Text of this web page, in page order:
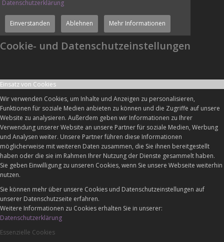
Datenschutzerklärung
Einverstanden Ablehnen Mehr Informationen
Cookie- und Datenschutzeinstellungen
Einsatz von Cookies
Wir verwenden Cookies, um Inhalte und Anzeigen zu personalisieren,
Funktionen für soziale Medien anbieten zu können und die Zugriffe auf unsere
Website zu analysieren. Außerdem geben wir Informationen zu Ihrer
Verwendung unserer Website an unsere Partner für soziale Medien, Werbung
und Analysen weiter. Unsere Partner führen diese Informationen
möglicherweise mit weiteren Daten zusammen, die Sie ihnen bereitgestellt
haben oder die sie im Rahmen Ihrer Nutzung der Dienste gesammelt haben.
Sie geben Einwilligung zu unseren Cookies, wenn Sie unsere Webseite weiterhin
nutzen.
Sie können mehr über unsere Cookies und Datenschutzeinstellungen auf
unserer Datenschutzseite erfahren.
Weitere Informationen zu Cookies erhalten Sie in unserer:
Datenschutzerklärung
Essenzielle Cookies